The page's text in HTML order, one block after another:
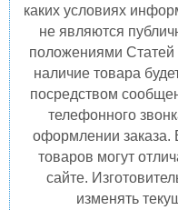
каких условиях
не являются
положениями
наличие товара
посредством
телефонного
оформлении заказа.
товаров могут
сайте.
изменять